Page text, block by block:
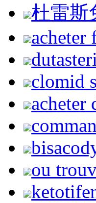
杜雷斯
acheter
clomid
acheter
ou